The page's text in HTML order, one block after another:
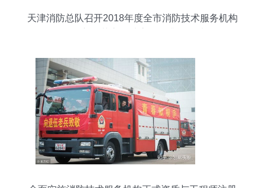
天津消防总队召开2018年度全市消防技术服务机构